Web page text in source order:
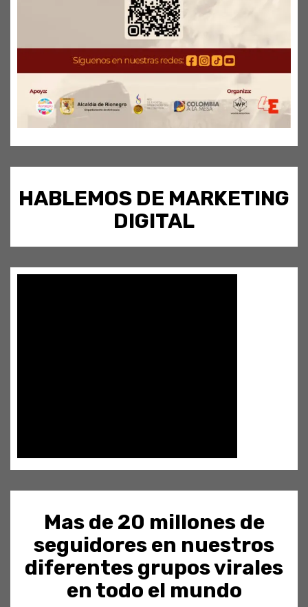
HABLEMOS DE MARKETING
DIGITAL
Mas de 20 millones de
seguidores en nuestros
diferentes grupos virales
en todo el mundo